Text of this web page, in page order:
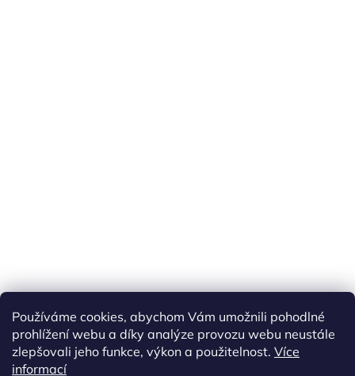
Používáme cookies, abychom Vám umožnili pohodlné
prohlížení webu a díky analýze provozu webu neustále
zlepšovali jeho funkce, výkon a použitelnost. Více
informací